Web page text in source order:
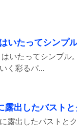
たってシンプ
いたってシンプル
く彩るパ...
したバストと
露出したバストと